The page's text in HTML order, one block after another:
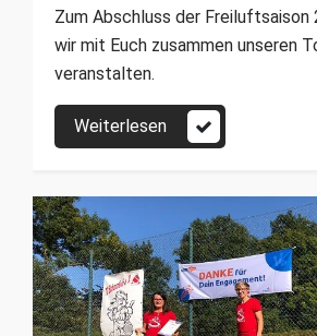
Zum Abschluss der
wir mit Euch zusammen unseren
veranstalten.
Weiterlesen